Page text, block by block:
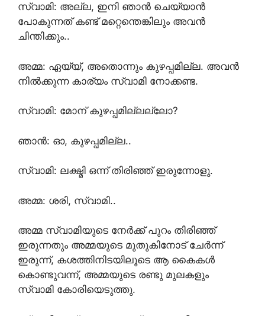
സ്വാമി: അല്ല, ഇനി ഞാൻ ചെയ്യാൻ
പോകുന്നത് കണ്ട് മറ്റെന്തെങ്കിലും അവൻ
ചിന്തിക്കും..
അമ്മ: ഏയ്യ്, അതൊന്നും കുഴപ്പമില്ല. അവൻ
നിൽക്കുന്ന കാര്യം സ്വാമി നോക്കണ്ട.
സ്വാമി: മോന് കുഴപ്പമില്ലല്ലോ?
ഞാൻ: ഓ, കുഴപ്പമില്ല..
സ്വാമി: ലക്ഷ്മി ഒന്ന് തിരിഞ്ഞ് ഇരുന്നോളു.
അമ്മ: ശരി, സ്വാമി..
അമ്മ സ്വാമിയുടെ നേർക്ക് പുറം തിരിഞ്ഞ്
ഇരുന്നതും അമ്മയുടെ മുതുകിനോട് ചേർന്ന്
ഇരുന്ന്, കശത്തിനിടയിലൂടെ ആ കൈകൾ
കൊണ്ടുവന്ന്, അമ്മയുടെ രണ്ടു മുലകളും
സ്വാമി കോരിയെടുത്തു.